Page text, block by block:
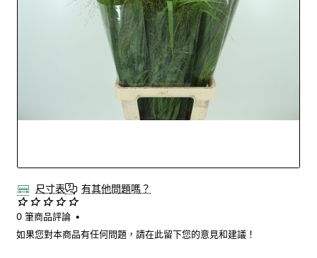
Out Of Stock
尺寸表 有其他問題嗎？
0 筆商品評論 •
如果您對本商品有任何問題，請在此留下您的意見和建議！